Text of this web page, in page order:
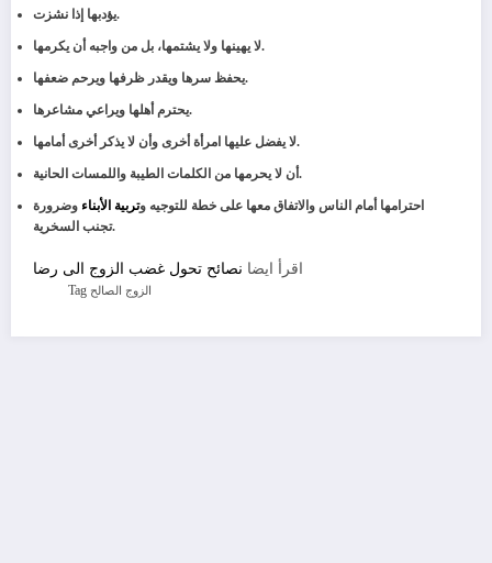
يؤدبها إذا نشزت.
لا يهينها ولا يشتمها، بل من واجبه أن يكرمها.
يحفظ سرها ويقدر ظرفها ويرحم ضعفها.
يحترم أهلها ويراعي مشاعرها.
لا يفضل عليها امرأة أخرى وأن لا يذكر أخرى أمامها.
أن لا يحرمها من الكلمات الطيبة واللمسات الحانية.
احترامها أمام الناس والاتفاق معها على خطة للتوجيه وتربية الأبناء وضرورة
تجنب السخرية.
اقرأ ايضا نصائح تحول غضب الزوج الى رضا
Tag الزوج الصالح